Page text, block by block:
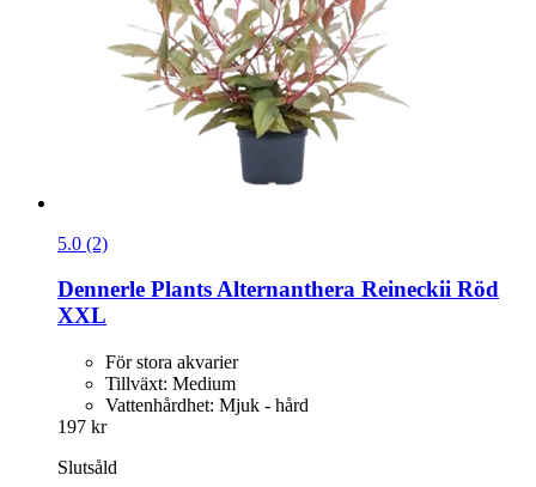
5.0 (2)
Dennerle PlantsAlternanthera Reineckii Röd
XXL
För stora akvarier
Tillväxt: Medium
Vattenhårdhet: Mjuk - hård
197 kr
Slutsåld